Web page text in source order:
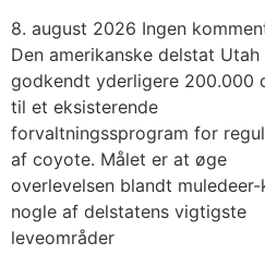
8. august 2026 Ingen
Den amerikanske delstat Utah
godkendt yderligere 200.000
til et eksisterende
forvaltningssprogram for
af coyote. Målet er at øge
overlevelsen blandt muledeer-
nogle af delstatens vigtigste
leveområder